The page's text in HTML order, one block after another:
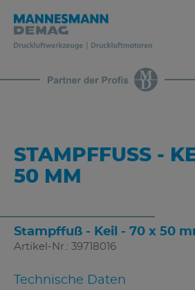
STAMPFFUSS -
0 MM
Stampffuß - Keil - 70 x 50
Artikel-Nr.: 39718016
Technische Daten